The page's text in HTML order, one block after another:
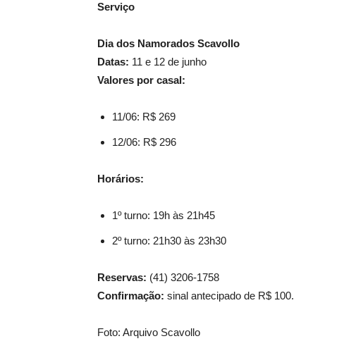
Serviço
Dia dos Namorados Scavollo
Datas: 11 e 12 de junho
Valores por casal:
11/06: R$ 269
12/06: R$ 296
Horários:
1º turno: 19h às 21h45
2º turno: 21h30 às 23h30
Reservas: (41) 3206-1758
Confirmação: sinal antecipado de R$ 100.
Foto: Arquivo Scavollo